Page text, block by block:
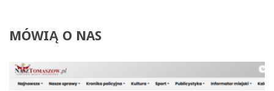
MÓWIĄ O NAS